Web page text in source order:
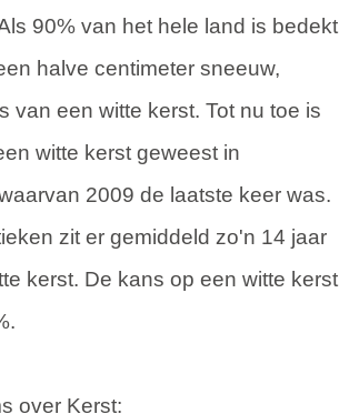
90% van het hele land is bedekt
halve centimeter sneeuw,
van een witte kerst. Tot nu toe is
witte kerst geweest in
2009 de laatste keer was.
zit er gemiddeld zo'n 14 jaar
kerst. De kans op een witte kerst
over Kerst: